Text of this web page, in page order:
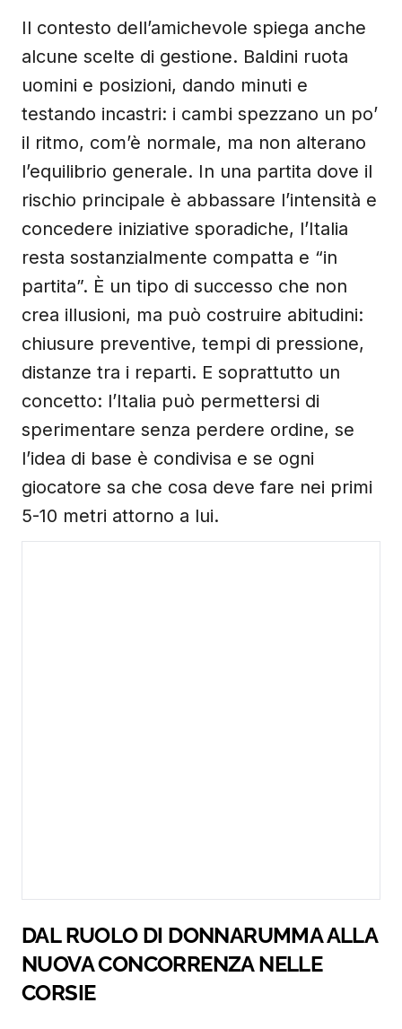
Il contesto dell’amichevole spiega anche
alcune scelte di gestione. Baldini ruota
uomini e posizioni, dando minuti e
testando incastri: i cambi spezzano un po’
il ritmo, com’è normale, ma non alterano
l’equilibrio generale. In una partita dove il
rischio principale è abbassare l’intensità e
concedere iniziative sporadiche, l’Italia
resta sostanzialmente compatta e “in
partita”. È un tipo di successo che non
crea illusioni, ma può costruire abitudini:
chiusure preventive, tempi di pressione,
distanze tra i reparti. E soprattutto un
concetto: l’Italia può permettersi di
sperimentare senza perdere ordine, se
l’idea di base è condivisa e se ogni
giocatore sa che cosa deve fare nei primi
5-10 metri attorno a lui.
DAL RUOLO DI DONNARUMMA ALLA
NUOVA CONCORRENZA NELLE
CORSIE